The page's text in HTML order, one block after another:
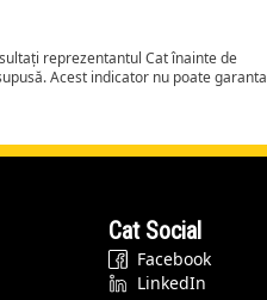
reprezentantul Cat înainte de
Acest indicator nu poate garanta
Cat Social
Facebook
LinkedIn